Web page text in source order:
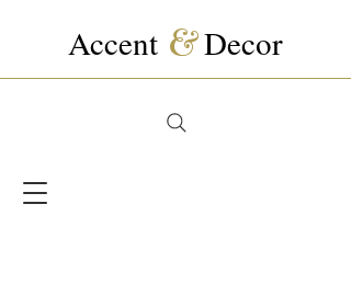
Accent &Decor